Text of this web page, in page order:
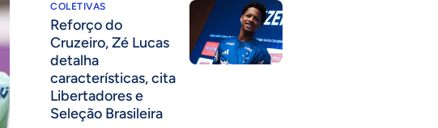
COLETIVAS
⁠Reforço do
Cruzeiro, Zé Lucas
detalha
características, cita
Libertadores e
Seleção Brasileira